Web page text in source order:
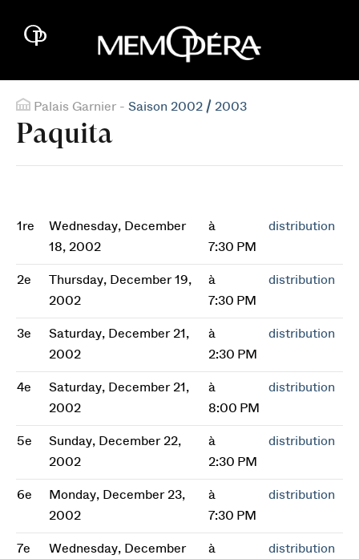
Palais Garnier - Saison 2002 / 2003
Paquita
1re
Wednesday, December
18, 2002
à
7:30 PM
distribution
2e
Thursday, December 19,
2002
à
7:30 PM
distribution
3e
Saturday, December 21,
2002
à
2:30 PM
distribution
4e
Saturday, December 21,
2002
à
8:00 PM
distribution
5e
Sunday, December 22,
2002
à
2:30 PM
distribution
6e
Monday, December 23,
2002
à
7:30 PM
distribution
7e
Wednesday, December
à
distribution